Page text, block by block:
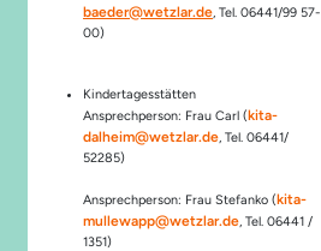
baeder@wetzlar.de, Tel. 06441/99 57-
00)
Kindertagesstätten
Ansprechperson: Frau Carl (kita-
dalheim@wetzlar.de, Tel. 06441/
52285)
Ansprechperson: Frau Stefanko (kita-
mullewapp@wetzlar.de, Tel. 06441 /
1351)